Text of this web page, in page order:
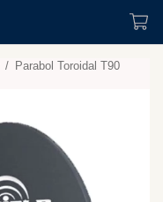
/ Parabol Toroidal T90